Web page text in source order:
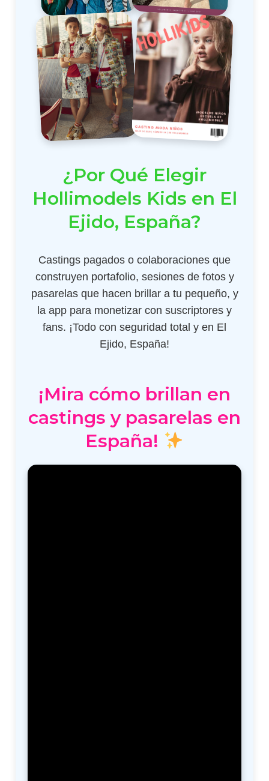
¿Por Qué Elegir
Hollimodels Kids en El
Ejido, España?
Castings pagados o colaboraciones que
construyen portafolio, sesiones de fotos y
pasarelas que hacen brillar a tu pequeño, y
la app para monetizar con suscriptores y
fans. ¡Todo con seguridad total y en El
Ejido, España!
¡Mira cómo brillan en
castings y pasarelas en
España!